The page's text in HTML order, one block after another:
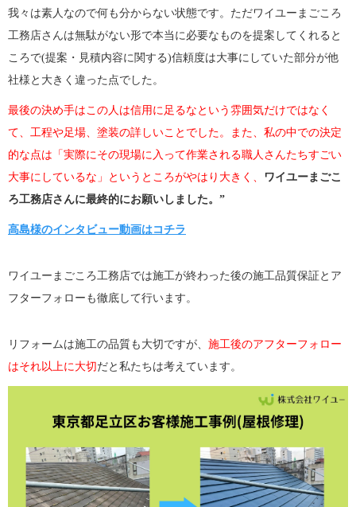
我々は素人なので何も分からない状態です。ただワイユーまごころ
工務店さんは無駄がない形で本当に必要なものを提案してくれると
ころで(提案・見積内容に関する)信頼度は大事にしていた部分が他
社様と大きく違った点でした。
最後の決め手はこの人は信用に足るなという雰囲気だけではなく
て、工程や足場、塗装の詳しいことでした。また、私の中での決定
的な点は「実際にその現場に入って作業される職人さんたちすごい
大事にしているな」というところがやはり大きく、
ワイユーまごこ
ろ工務店さんに最終的にお願いしました。”
高島様のインタビュー動画はコチラ
ワイユーまごころ工務店では施工が終わった後の施工品質保証とア
フターフォローも徹底して行います。
リフォームは施工の品質も大切ですが、 施工後のアフターフォロー
はそれ以上に大切 だと私たちは考えています。